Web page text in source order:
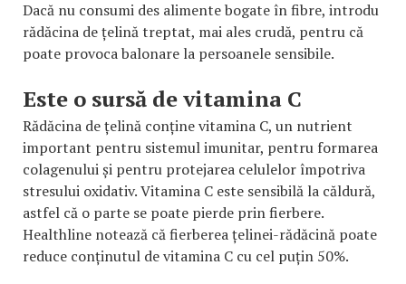
Dacă nu consumi des alimente bogate în fibre, introdu
rădăcina de țelină treptat, mai ales crudă, pentru că
poate provoca balonare la persoanele sensibile.
Este o sursă de vitamina C
Rădăcina de țelină conține vitamina C, un nutrient
important pentru sistemul imunitar, pentru formarea
colagenului și pentru protejarea celulelor împotriva
stresului oxidativ. Vitamina C este sensibilă la căldură,
astfel că o parte se poate pierde prin fierbere.
Healthline notează că fierberea țelinei-rădăcină poate
reduce conținutul de vitamina C cu cel puțin 50%.